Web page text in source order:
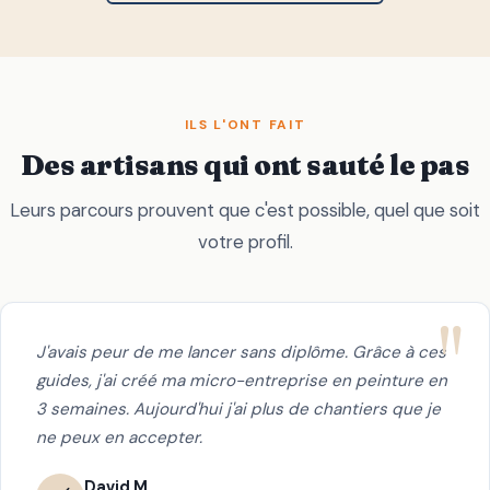
ILS L'ONT FAIT
Des artisans qui ont sauté le pas
Leurs parcours prouvent que c'est possible, quel que soit
votre profil.
J'avais peur de me lancer sans diplôme. Grâce à ces
guides, j'ai créé ma micro-entreprise en peinture en
3 semaines. Aujourd'hui j'ai plus de chantiers que je
ne peux en accepter.